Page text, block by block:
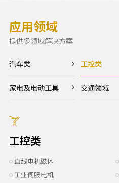
应用领域
提供多领域解决方案
汽车类 工控类
家电及电动工具 交通领域
工控类
直线电机磁体
工业伺服电机